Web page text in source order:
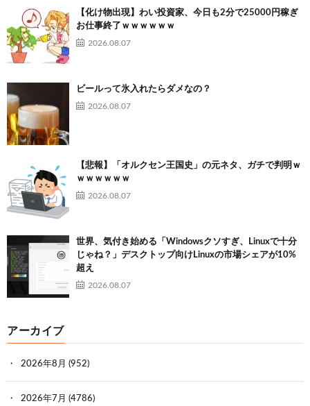
【化け物出現】わい投資家、今日も2分で25000円稼ぎ
お仕事終了ｗｗｗｗｗｗ
2026.08.07
ビールって氷入れたらダメなの？
2026.08.07
【悲報】「オルクセン王国史」の元ネタ、ガチで判明ｗ
ｗｗｗｗｗｗ
2026.08.07
世界、気付き始める「Windowsクソすぎ、Linuxで十分
じゃね？」デスクトップ向けLinuxの市場シェアが10%
超え
2026.08.07
アーカイブ
2026年8月 (952)
2026年7月 (4786)